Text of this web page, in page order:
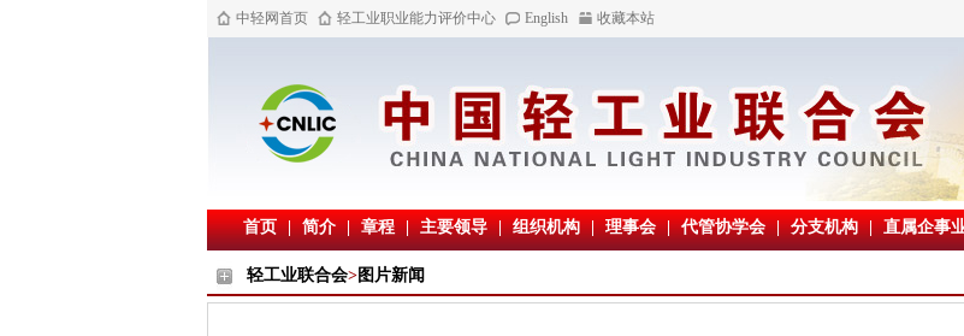
中轻网首页 轻工业职业能力评价中心 English 收藏本站
首页 | 简介 | 章程 | 主要领导 | 组织机构 | 理事会 | 代管协学会 | 分支机构 | 直属企事
轻工业联合会>图片新闻